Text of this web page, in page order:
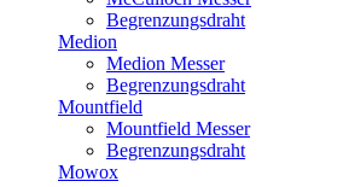
Begrenzungsdraht
Medion
Medion Messer
Begrenzungsdraht
Mountfield
Mountfield Messer
Begrenzungsdraht
Mowox